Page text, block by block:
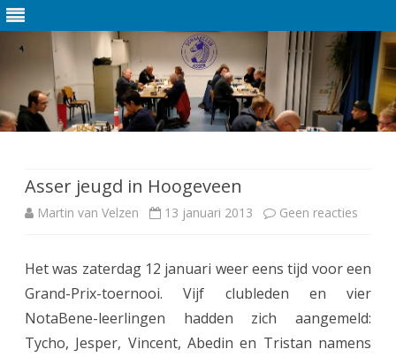
de
inhoud
Asser jeugd in Hoogeveen
Martin van Velzen 13 januari 2013 Geen reacties
A
s
Het was zaterdag 12 januari weer eens tijd voor een
Grand-Prix-toernooi. Vijf clubleden en vier
NotaBene-leerlingen hadden zich aangemeld:
Tycho, Jesper, Vincent, Abedin en Tristan namens